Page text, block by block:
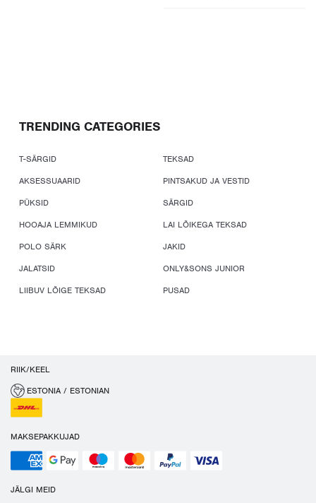
TRENDING CATEGORIES
T-SÄRGID
TEKSAD
AKSESSUAARID
PINTSAKUD JA VESTID
PÜKSID
SÄRGID
HOOAJA LEMMIKUD
LAI LÕIKEGA TEKSAD
POLO SÄRK
JAKID
JALATSID
ONLY&SONS JUNIOR
LIIBUV LÕIGE TEKSAD
PUSAD
RIIK/KEEL
ESTONIA / ESTONIAN
MAKSEPAKKUJAD
JÄLGI MEID